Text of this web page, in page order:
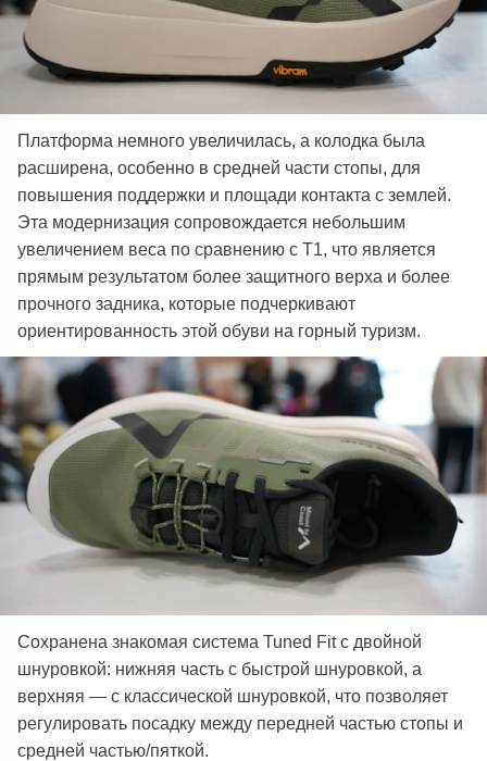
Платформа немного увеличилась, а колодка была
расширена, особенно в средней части стопы, для
повышения поддержки и площади контакта с землей.
Эта модернизация сопровождается небольшим
увеличением веса по сравнению с T1
, что является
прямым результатом более защитного верха и более
прочного задника, которые подчеркивают
ориентированность этой обуви на горный туризм.
Сохранена знакомая система Tuned Fit с двойной
шнуровкой: нижняя часть с быстрой шнуровкой, а
верхняя — с классической шнуровкой, что позволяет
регулировать посадку между передней частью стопы и
средней частью/пяткой.